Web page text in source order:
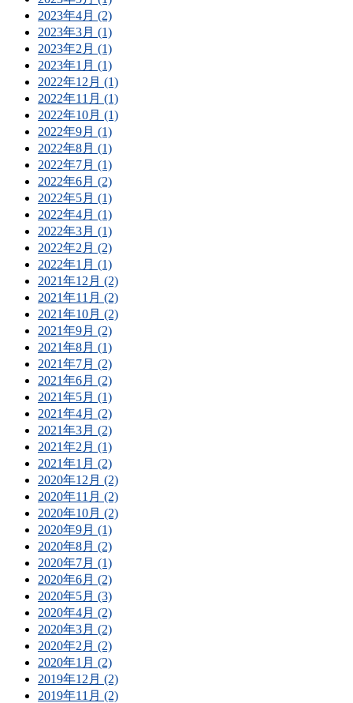
2023年4月 (2)
2023年3月 (1)
2023年2月 (1)
2023年1月 (1)
2022年12月 (1)
2022年11月 (1)
2022年10月 (1)
2022年9月 (1)
2022年8月 (1)
2022年7月 (1)
2022年6月 (2)
2022年5月 (1)
2022年4月 (1)
2022年3月 (1)
2022年2月 (2)
2022年1月 (1)
2021年12月 (2)
2021年11月 (2)
2021年10月 (2)
2021年9月 (2)
2021年8月 (1)
2021年7月 (2)
2021年6月 (2)
2021年5月 (1)
2021年4月 (2)
2021年3月 (2)
2021年2月 (1)
2021年1月 (2)
2020年12月 (2)
2020年11月 (2)
2020年10月 (2)
2020年9月 (1)
2020年8月 (2)
2020年7月 (1)
2020年6月 (2)
2020年5月 (3)
2020年4月 (2)
2020年3月 (2)
2020年2月 (2)
2020年1月 (2)
2019年12月 (2)
2019年11月 (2)